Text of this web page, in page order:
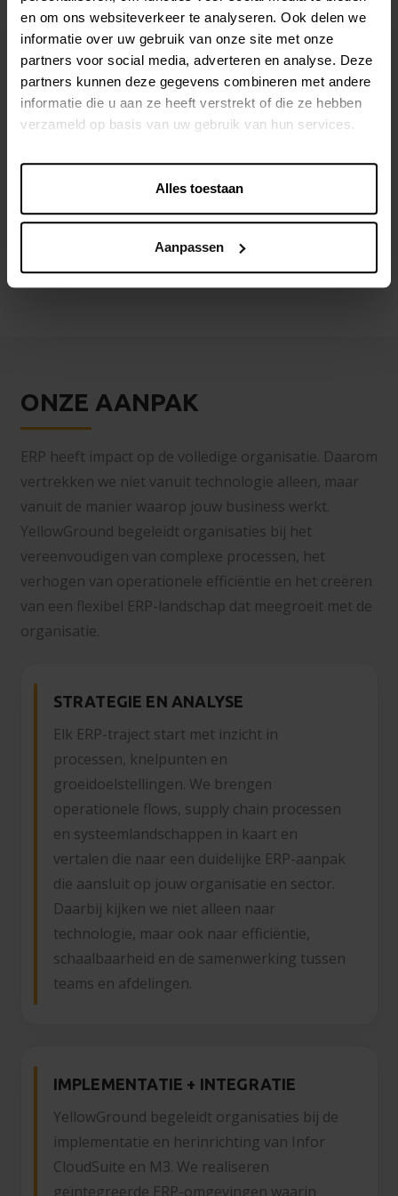
en om ons websiteverkeer te analyseren. Ook delen we
informatie over uw gebruik van onze site met onze
partners voor social media, adverteren en analyse. Deze
partners kunnen deze gegevens combineren met andere
informatie die u aan ze heeft verstrekt of die ze hebben
verzameld op basis van uw gebruik van hun services.
Alles toestaan
Aanpassen
ONZE AANPAK
ERP heeft impact op de volledige organisatie. Daarom
vertrekken we niet vanuit technologie alleen, maar
vanuit de manier waarop jouw business werkt.
YellowGround begeleidt organisaties bij het
vereenvoudigen van complexe processen, het
verhogen van operationele efficiëntie en het creëren
van een flexibel ERP-landschap dat meegroeit met de
organisatie.
STRATEGIE EN ANALYSE
Elk ERP-traject start met inzicht in
processen, knelpunten en
groeidoelstellingen. We brengen
operationele flows, supply chain processen
en systeemlandschappen in kaart en
vertalen die naar een duidelijke ERP-aanpak
die aansluit op jouw organisatie en sector.
Daarbij kijken we niet alleen naar
technologie, maar ook naar efficiëntie,
schaalbaarheid en de samenwerking tussen
teams en afdelingen.
IMPLEMENTATIE + INTEGRATIE
YellowGround begeleidt organisaties bij de
implementatie en herinrichting van Infor
CloudSuite en M3. We realiseren
geïntegreerde ERP-omgevingen waarin